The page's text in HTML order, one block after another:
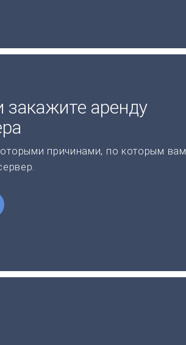
аренду
причинами, по которым вам